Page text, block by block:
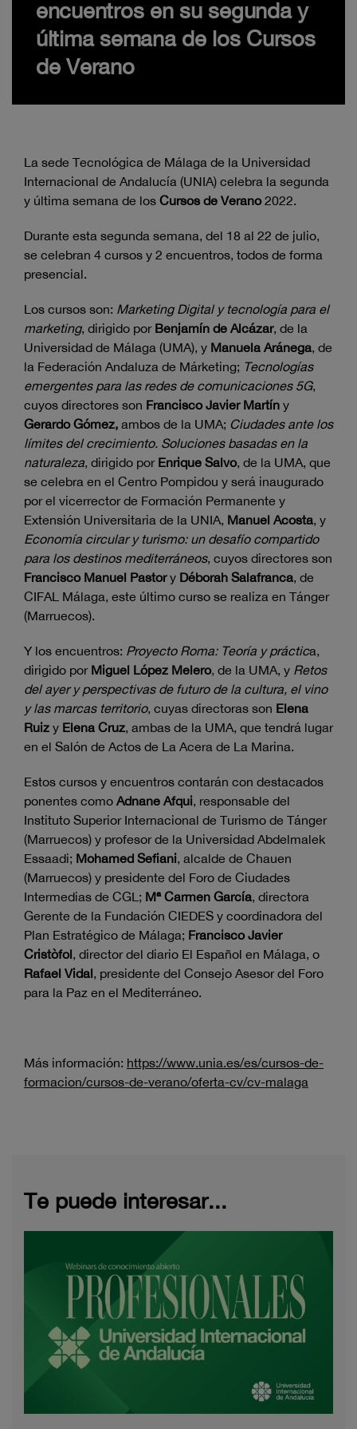
encuentros en su segunda y
última semana de los Cursos
de Verano
La sede Tecnológica de Málaga de la Universidad
Internacional de Andalucía (UNIA) celebra la segunda
y última semana de los Cursos de Verano2022.
Durante esta segunda semana, del 18 al 22 de julio,
se celebran 4 cursos y 2 encuentros, todos de forma
presencial.
Los cursos son: Marketing Digital y tecnología para el
marketing, dirigido por Benjamín de Alcázar, de la
Universidad de Málaga (UMA), y Manuela Aránega, de
la Federación Andaluza de Márketing; Tecnologías
emergentes para las redes de comunicaciones 5G,
cuyos directores son Francisco Javier Martín y
Gerardo Gómez, ambos de la UMA; Ciudades ante los
límites del crecimiento. Soluciones basadas en la
naturaleza, dirigido porEnrique Salvo, de la UMA, que
se celebra en el Centro Pompidou y será inaugurado
por el vicerrector de Formación Permanente y
Extensión Universitaria de la UNIA, Manuel Acosta, y
Economía circular y turismo: un desafío compartido
para los destinos mediterráneos, cuyos directores son
Francisco Manuel Pastory Déborah Salafranca, de
CIFAL Málaga, este último curso se realiza en Tánger
(Marruecos).
Y los encuentros: Proyecto Roma: Teoría y práctica,
dirigido por Miguel López Melero, de la UMA, y Retos
del ayer y perspectivas de futuro de la cultura, el vino
y las marcas territorio, cuyas directoras son Elena
Ruiz y Elena Cruz, ambas de la UMA, que tendrá lugar
en el Salón de Actos de La Acera de La Marina.
Estos cursos y encuentros contarán con destacados
ponentes como Adnane Afqui, responsable del
Instituto Superior Internacional de Turismo de Tánger
(Marruecos) y profesor de la Universidad Abdelmalek
Essaadi; Mohamed Sefiani, alcalde de Chauen
(Marruecos) y presidente del Foro de Ciudades
Intermedias de CGL; Mª Carmen García, directora
Gerente de la Fundación CIEDES y coordinadora del
Plan Estratégico de Málaga; Francisco Javier
Cristòfol, director del diario El Español en Málaga, o
Rafael Vidal, presidente del Consejo Asesor del Foro
para la Paz en el Mediterráneo.
Más información: https://www.unia.es/es/cursos-de-
formacion/cursos-de-verano/oferta-cv/cv-malaga
Te puede interesar...